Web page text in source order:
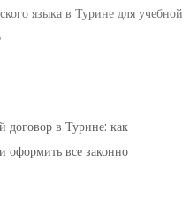
языка в Турине для учебной
в Турине: как
оформить все законно